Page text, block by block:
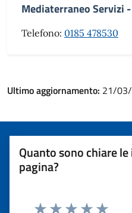
Mediaterraneo Servizi
Telefono: 0185 478530
Ultimo aggiornamento: 21/
Quanto sono chiare
pagina?